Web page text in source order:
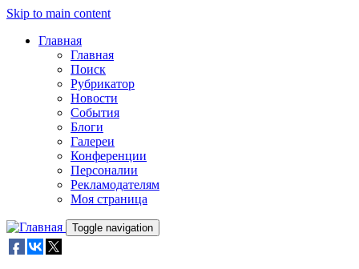
Skip to main content
Главная
Главная
Поиск
Рубрикатор
Новости
События
Блоги
Галереи
Конференции
Персоналии
Рекламодателям
Моя страница
Toggle navigation